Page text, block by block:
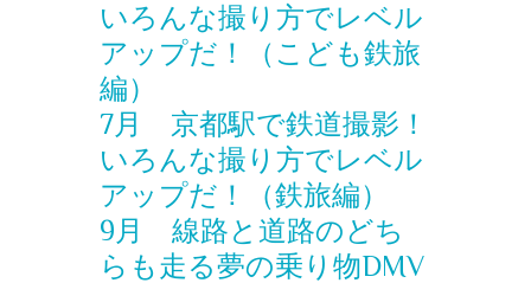
いろんな撮り方でレベル
アップだ！（こども鉄旅
編）
7月 京都駅で鉄道撮影！
いろんな撮り方でレベル
アップだ！（鉄旅編）
9月 線路と道路のどち
らも走る夢の乗り物DMV